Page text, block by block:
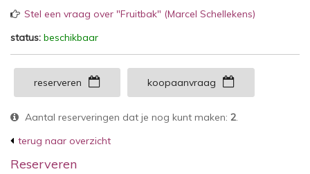
Stel een vraag over "Fruitbak" (Marcel Schellekens)
status: beschikbaar
reserveren koopaanvraag
Aantal reserveringen dat je nog kunt maken: 2.
terug naar overzicht
Reserveren